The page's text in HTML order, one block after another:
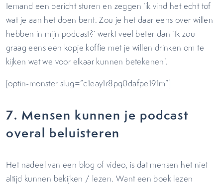
Iemand een bericht sturen en zeggen ‘ik vind het echt tof
wat je aan het doen bent. Zou je het daar eens over willen
hebben in mijn podcast?’ werkt veel beter dan ‘Ik zou
graag eens een kopje koffie met je willen drinken om te
kijken wat we voor elkaar kunnen betekenen’.
[optin-monster slug=”c1eay1r8pq0dafpe191m”]
7. Mensen kunnen je podcast
overal beluisteren
Het nadeel van een blog of video, is dat mensen het niet
altijd kunnen bekijken / lezen. Want een boek lezen